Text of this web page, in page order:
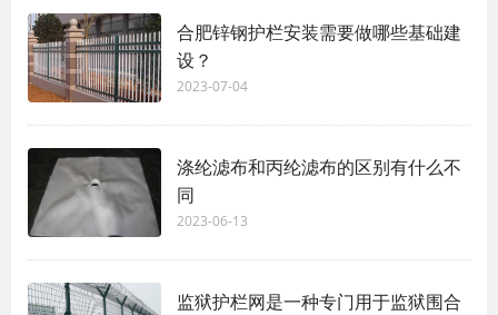
合肥锌钢护栏安装需要做哪些基础建
设？
2023-07-04
涤纶滤布和丙纶滤布的区别有什么不
同
2023-06-13
监狱护栏网是一种专门用于监狱围合